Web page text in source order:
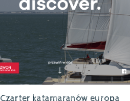
Czarter katamaranów europa